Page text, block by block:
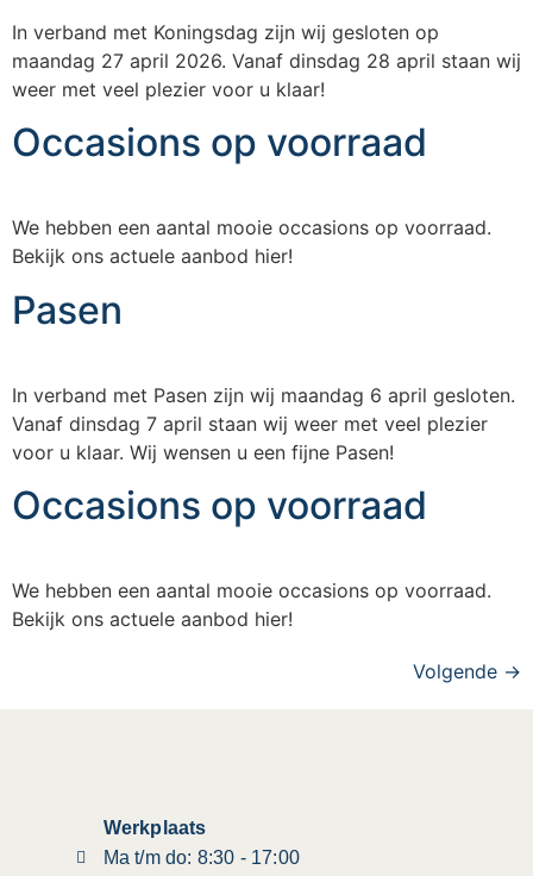
In verband met Koningsdag zijn wij gesloten op
maandag 27 april 2026. Vanaf dinsdag 28 april staan wij
weer met veel plezier voor u klaar!
Occasions op voorraad
We hebben een aantal mooie occasions op voorraad.
Bekijk ons actuele aanbod hier!
Pasen
In verband met Pasen zijn wij maandag 6 april gesloten.
Vanaf dinsdag 7 april staan wij weer met veel plezier
voor u klaar. Wij wensen u een fijne Pasen!
Occasions op voorraad
We hebben een aantal mooie occasions op voorraad.
Bekijk ons actuele aanbod hier!
Volgende →
Werkplaats
Ma t/m do: 8:30 - 17:00